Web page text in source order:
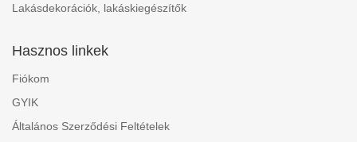
Lakásdekorációk, lakáskiegészítők
Hasznos linkek
Fiókom
GYIK
Általános Szerződési Feltételek